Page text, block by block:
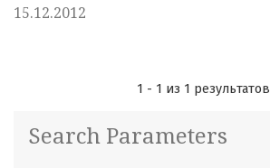
15.12.2012
1 - 1 из 1 результатов
Search Parameters